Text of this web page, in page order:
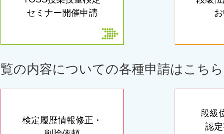
セミナー開催申請
の内容についての各種申請はこちら
検定履歴情報修正・
段級
認